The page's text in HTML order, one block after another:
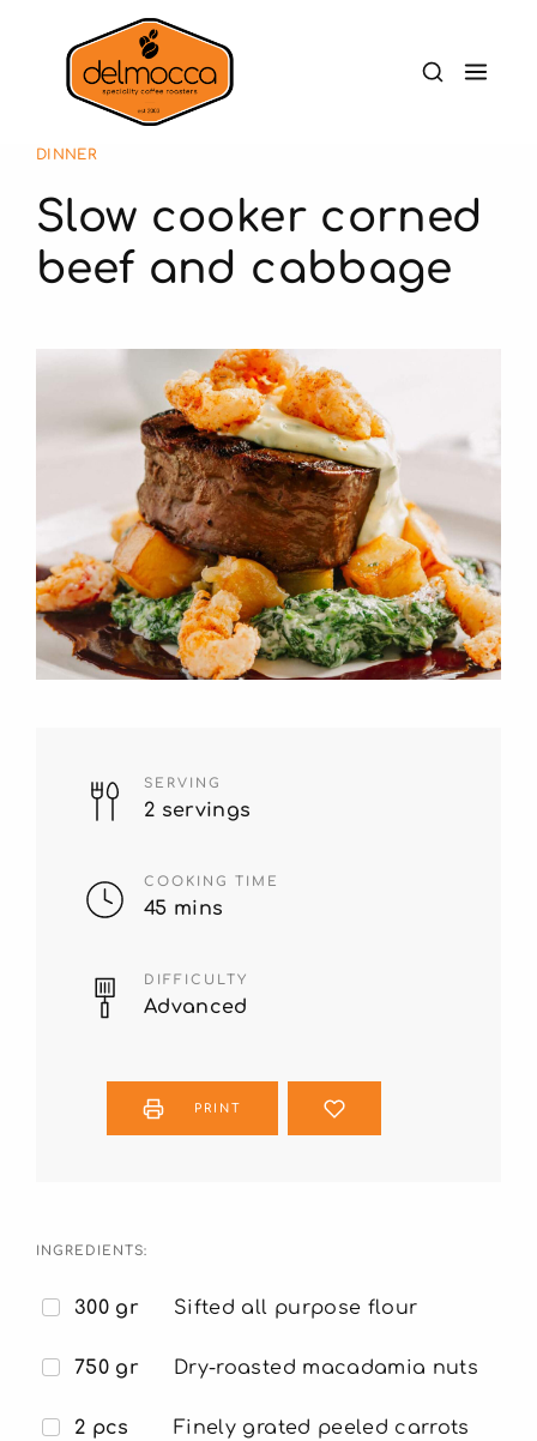
DINNER
Slow cooker corned
beef and cabbage
SERVING
2 servings
COOKING TIME
45 mins
DIFFICULTY
Advanced
PRINT
INGREDIENTS:
300 gr Sifted all purpose flour
750 gr Dry-roasted macadamia nuts
2 pcs Finely grated peeled carrots